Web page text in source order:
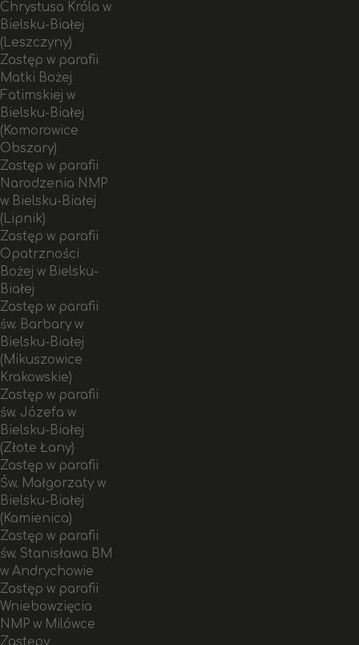
Chrystusa Króla w
Bielsku-Białej
(Leszczyny)
Zastęp w parafii
Matki Bożej
Fatimskiej w
Bielsku-Białej
(Komorowice
Obszary)
Zastęp w parafii
Narodzenia NMP
w Bielsku-Białej
(Lipnik)
Zastęp w parafii
Opatrzności
Bożej w Bielsku-
Białej
Zastęp w parafii
św. Barbary w
Bielsku-Białej
(Mikuszowice
Krakowskie)
Zastęp w parafii
św. Józefa w
Bielsku-Białej
(Złote Łany)
Zastęp w parafii
Św. Małgorzaty w
Bielsku-Białej
(Kamienica)
Zastęp w parafii
św. Stanisława BM
w Andrychowie
Zastęp w parafii
Wniebowzięcia
NMP w Milówce